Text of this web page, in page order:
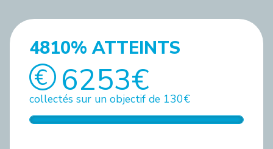
4810% ATTEINTS
6253€
collectés sur un objectif de 130€